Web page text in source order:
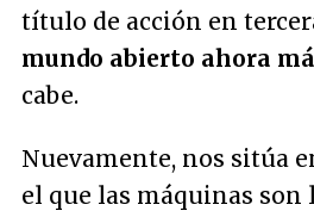
título de acción en
mundo abierto ahora
cabe.
Nuevamente, nos sitúa
el que las máquinas son